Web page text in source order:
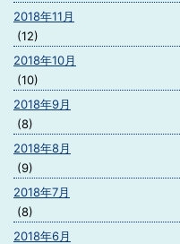
2018年11月
(12)
2018年10月
(10)
2018年9月
(8)
2018年8月
(9)
2018年7月
(8)
2018年6月